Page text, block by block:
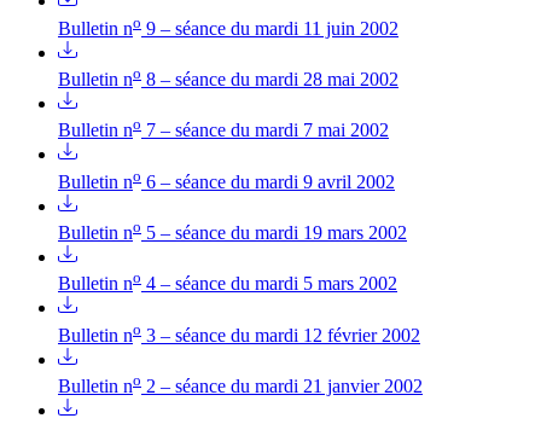
Bulletin no 9 – séance du mardi 11 juin 2002
Bulletin no 8 – séance du mardi 28 mai 2002
Bulletin no 7 – séance du mardi 7 mai 2002
Bulletin no 6 – séance du mardi 9 avril 2002
Bulletin no 5 – séance du mardi 19 mars 2002
Bulletin no 4 – séance du mardi 5 mars 2002
Bulletin no 3 – séance du mardi 12 février 2002
Bulletin no 2 – séance du mardi 21 janvier 2002